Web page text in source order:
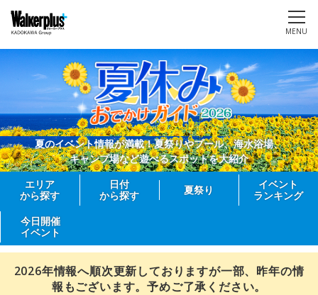
MENU
夏のイベント情報が満載！夏祭りやプール、海水浴場、
キャンプ場など遊べるスポットを大紹介
エリア
から探す
日付
から探す
夏祭り
イベント
ランキング
今日開催
イベント
2026年情報へ順次更新しておりますが一部、昨年の情
報もございます。予めご了承ください。